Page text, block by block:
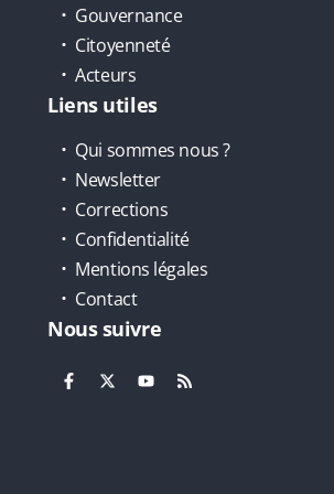
Gouvernance
Citoyenneté
Acteurs
Liens utiles
Qui sommes nous ?
Newsletter
Corrections
Confidentialité
Mentions légales
Contact
Nous suivre